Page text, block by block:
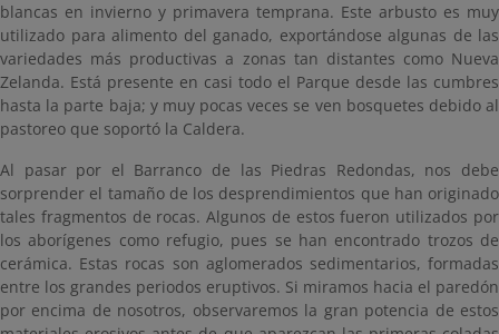
blancas en invierno y primavera temprana. Este arbusto es muy
utilizado para alimento del ganado, exportándose algunas de las
variedades más productivas a zonas tan distantes como Nueva
Zelanda. Está presente en casi todo el Parque desde las cumbres
hasta la parte baja; y muy pocas veces se ven bosquetes debido al
pastoreo que soportó la Caldera.
Al pasar por el Barranco de las Piedras Redondas, nos debe
sorprender el tamaño de los desprendimientos que han originado
tales fragmentos de rocas. Algunos de estos fueron utilizados por
los aborígenes como refugio, pues se han encontrado trozos de
cerámica. Estas rocas son aglomerados sedimentarios, formadas
entre los grandes periodos eruptivos. Si miramos hacia el paredón
por encima de nosotros, observaremos la gran potencia de estos